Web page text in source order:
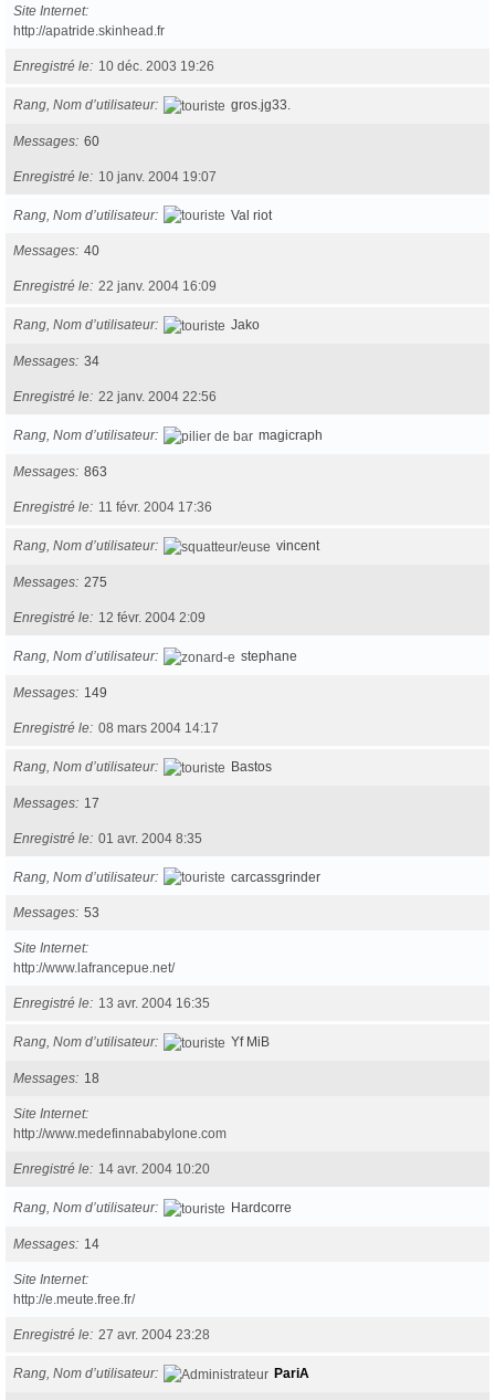
Site Internet
http://apatride.skinhead.fr
Enregistré le 10 déc. 2003 19:26
Rang, Nom d’utilisateur gros.jg33.
Messages 60
Enregistré le 10 janv. 2004 19:07
Rang, Nom d’utilisateur Val riot
Messages 40
Enregistré le 22 janv. 2004 16:09
Rang, Nom d’utilisateur Jako
Messages 34
Enregistré le 22 janv. 2004 22:56
Rang, Nom d’utilisateur magicraph
Messages 863
Enregistré le 11 févr. 2004 17:36
Rang, Nom d’utilisateur vincent
Messages 275
Enregistré le 12 févr. 2004 2:09
Rang, Nom d’utilisateur stephane
Messages 149
Enregistré le 08 mars 2004 14:17
Rang, Nom d’utilisateur Bastos
Messages 17
Enregistré le 01 avr. 2004 8:35
Rang, Nom d’utilisateur carcassgrinder
Messages 53
Site Internet
http://www.lafrancepue.net/
Enregistré le 13 avr. 2004 16:35
Rang, Nom d’utilisateur Yf MiB
Messages 18
Site Internet
http://www.medefinnababylone.com
Enregistré le 14 avr. 2004 10:20
Rang, Nom d’utilisateur Hardcorre
Messages 14
Site Internet
http://e.meute.free.fr/
Enregistré le 27 avr. 2004 23:28
Rang, Nom d’utilisateur PariA